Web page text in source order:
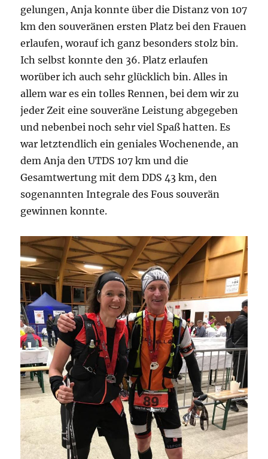
gelungen, Anja konnte über die Distanz von 107
km den souveränen ersten Platz bei den Frauen
erlaufen, worauf ich ganz besonders stolz bin.
Ich selbst konnte den 36. Platz erlaufen
worüber ich auch sehr glücklich bin. Alles in
allem war es ein tolles Rennen, bei dem wir zu
jeder Zeit eine souveräne Leistung abgegeben
und nebenbei noch sehr viel Spaß hatten. Es
war letztendlich ein geniales Wochenende, an
dem Anja den UTDS 107 km und die
Gesamtwertung mit dem DDS 43 km, den
sogenannten Integrale des Fous souverän
gewinnen konnte.